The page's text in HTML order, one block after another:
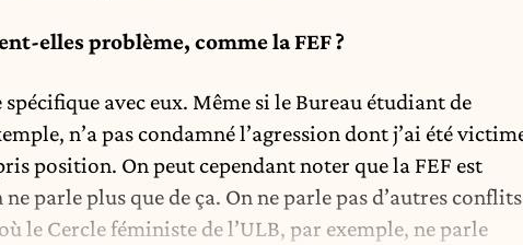
elles problème, comme la FEF ?
avec eux. Même si le Bureau étudiant de
n’a pas condamné l’agression dont j’ai été
position. On peut cependant noter que la FEF est
parle plus que de ça. On ne parle pas d’autres conflits
le Cercle féministe de l’ULB, par exemple, ne parle